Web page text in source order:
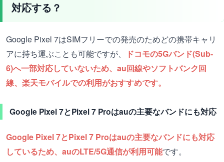
対応する？
Google Pixel 7はSIMフリーでの発売のためどの携帯キャリ
アに持ち運ぶことも可能ですが、
ドコモの5Gバンド(Sub-
6)へ一部対応していないため、au回線やソフトバンク回
線、楽天モバイルでの利用がおすすめです。
Google Pixel 7とPixel 7 Proはauの主要なバンドにも対応
Google Pixel 7とPixel 7 Proはauの主要なバンドにも対応
しているため、auのLTE/5G通信が利用可能です。